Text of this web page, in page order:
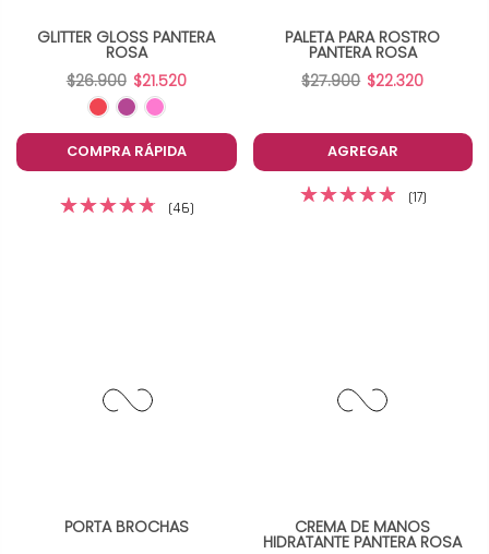
GLITTER GLOSS PANTERA
ROSA
$26.900 $21.520
COMPRA RÁPIDA
(46)
PALETA PARA ROSTRO
PANTERA ROSA
$27.900 $22.320
AGREGAR
(17)
PORTA BROCHAS
CREMA DE MANOS
HIDRATANTE PANTERA ROSA